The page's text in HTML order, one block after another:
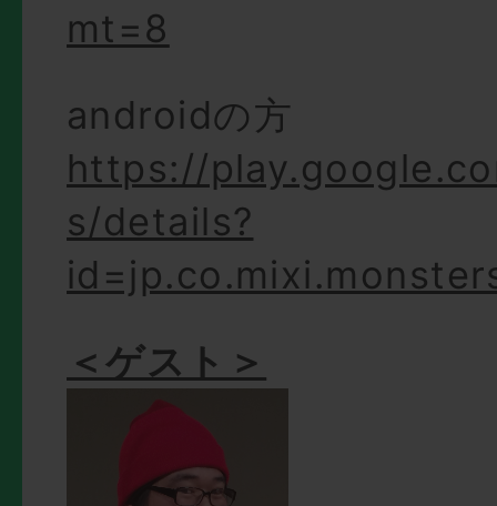
mt=8
androidの方
https://
s/details?
＜ゲスト＞